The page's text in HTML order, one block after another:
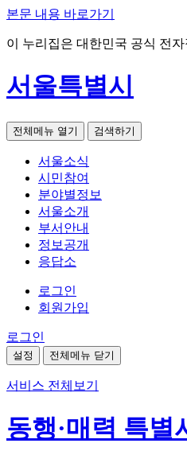
본문 내용 바로가기
이 누리집은 대한민국 공식 전
서울특별시
전체메뉴 열기 검색하기
서울소식
시민참여
분야별정보
서울소개
부서안내
정보공개
응답소
로그인
회원가입
로그인
설정 전체메뉴 닫기
서비스 전체보기
동행·매력 특별